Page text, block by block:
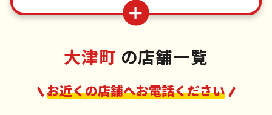
大津町 の店舗一覧
お近くの店舗へお電話ください